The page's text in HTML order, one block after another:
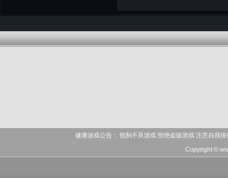
健康游戏公告： 抵制不良游戏 拒绝盗版游戏 注意自我
Copyright ©